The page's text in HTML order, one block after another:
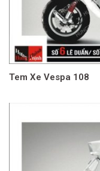
Tem Xe Vespa 108